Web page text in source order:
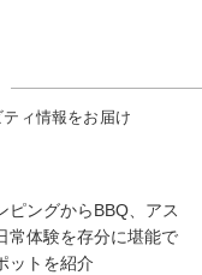
ィ情報をお届け
ピングからBBQ、アス
常体験を存分に堪能で
ットを紹介